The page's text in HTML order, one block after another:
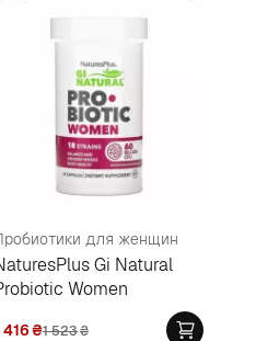
для женщин
Gi Natural
Women
416₴1 523₴